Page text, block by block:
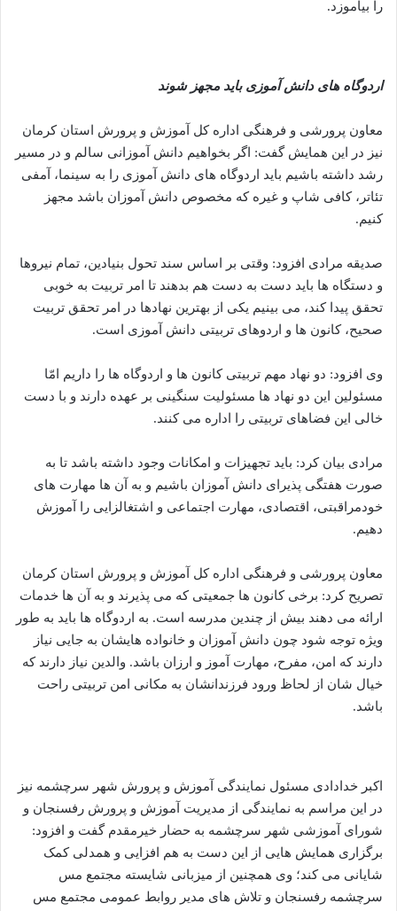
را بیاموزد.
اردوگاه های دانش آموزی باید مجهز شوند
معاون پرورشی و فرهنگی اداره کل آموزش و پرورش استان کرمان
نیز در این همایش گفت: اگر بخواهیم دانش آموزانی سالم و در مسیر
رشد داشته باشیم باید اردوگاه های دانش آموزی را به سینما، آمفی
تئاتر، کافی شاپ و غیره که مخصوص دانش آموزان باشد مجهز
کنیم.
صدیقه مرادی افزود: وقتی بر اساس سند تحول بنیادین، تمام نیروها
و دستگاه ها باید دست به دست هم بدهند تا امر تربیت به خوبی
تحقق پیدا کند، می بینیم یکی از بهترین نهادها در امر تحقق تربیت
صحیح، کانون ها و اردوهای تربیتی دانش آموزی است.
وی افزود: دو نهاد مهم تربیتی کانون ها و اردوگاه ها را داریم امّا
مسئولین این دو نهاد ها مسئولیت سنگینی بر عهده دارند و با دست
خالی این فضاهای تربیتی را اداره می کنند.
مرادی بیان کرد: باید تجهیزات و امکانات وجود داشته باشد تا به
صورت هفتگی پذیرای دانش آموزان باشیم و به آن ها مهارت های
خودمراقبتی، اقتصادی، مهارت اجتماعی و اشتغالزایی را آموزش
دهیم.
معاون پرورشی و فرهنگی اداره کل آموزش و پرورش استان کرمان
تصریح کرد: برخی کانون ها جمعیتی که می پذیرند و به آن ها خدمات
ارائه می دهند بیش از چندین مدرسه است. به اردوگاه ها باید به طور
ویژه توجه شود چون دانش آموزان و خانواده هایشان به جایی نیاز
دارند که امن، مفرح، مهارت آموز و ارزان باشد. والدین نیاز دارند که
خیال شان از لحاظ ورود فرزندانشان به مکانی امن تربیتی راحت
باشد.
اکبر خدادادی مسئول نمایندگی آموزش و پرورش شهر سرچشمه نیز
در این مراسم به نمایندگی از مدیریت آموزش و پرورش رفسنجان و
شورای آموزشی شهر سرچشمه به حضار خیرمقدم گفت و افزود:
برگزاری همایش هایی از این دست به هم افزایی و همدلی کمک
شایانی می کند؛ وی همچنین از میزبانی شایسته مجتمع مس
سرچشمه رفسنجان و تلاش های مدیر روابط عمومی مجتمع مس